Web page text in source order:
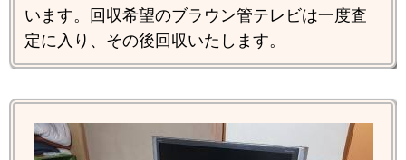
います。回収希望のブラウン管テレビは一度査
定に入り、その後回収いたします。